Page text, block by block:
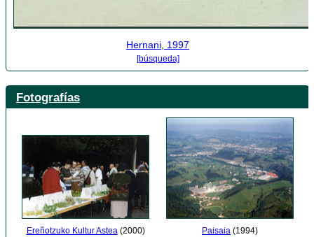
Hernani, 1997
[búsqueda]
Fotografías
Ereñotzuko Kultur Astea(2000) Paisaia (1994)